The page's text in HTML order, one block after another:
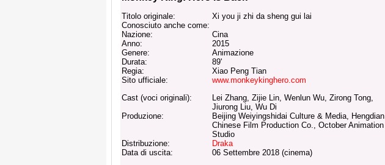
Titolo originale:
Xi you ji zhi da sheng gui lai
Conosciuto anche come:
Nazione:
Cina
Anno:
2015
Genere:
Animazione
Durata:
89'
Regia:
Xiao Peng Tian
Sito ufficiale:
www.monkeykinghero.com
Cast (voci originali):
Lei Zhang, Zijie Lin, Wenlun Wu, Zirong Tong,
Jiurong Liu, Wu Di
Produzione:
Beijing Weiyingshidai Culture & Media, Hengdian
Chinese Film Production Co., October Animation
Studio
Distribuzione:
Draka
Data di uscita:
06 Settembre 2018 (cinema)